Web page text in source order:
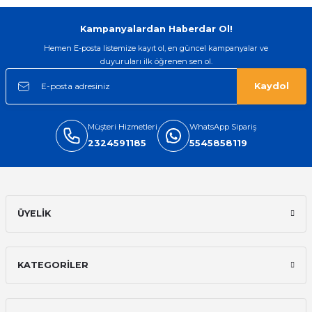
Kampanyalardan Haberdar Ol!
Hemen E-posta listemize kayıt ol, en güncel kampanyalar ve
duyuruları ilk öğrenen sen ol.
Kaydol
Müşteri Hizmetleri
2324591185
WhatsApp Sipariş
5545858119
ÜYELİK
KATEGORİLER